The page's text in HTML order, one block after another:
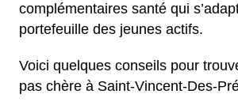
complémentaires santé qui
portefeuille des jeunes actifs.
Voici quelques conseils pour
pas chère à Saint-Vincent-Des-